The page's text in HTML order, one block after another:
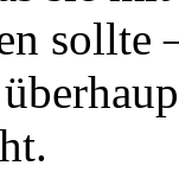
sollte